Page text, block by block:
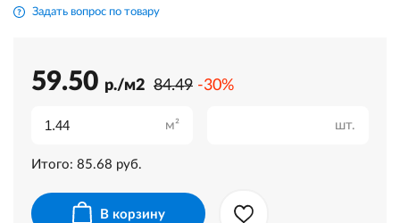
Задать вопрос по товару
59.50 р./м2 84.49 -30%
м² шт.
Итого: 85.68 руб.
В корзину